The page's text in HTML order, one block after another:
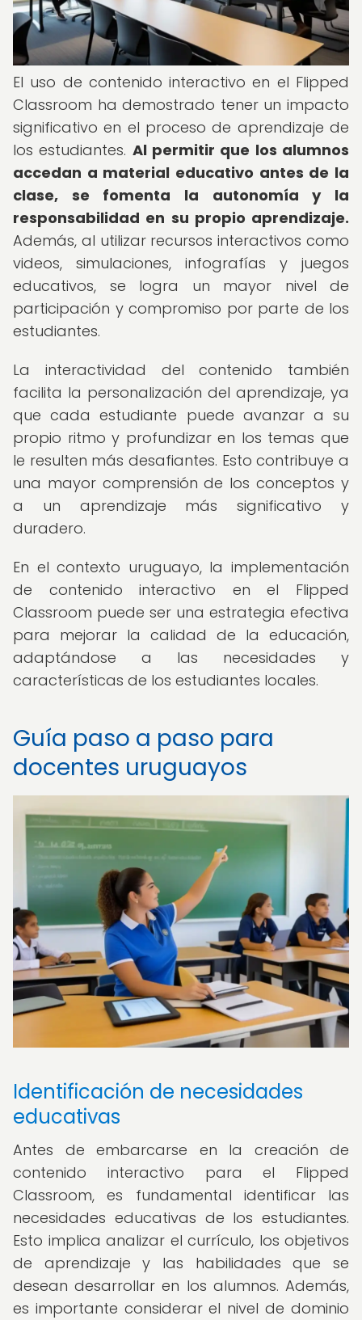
El uso de contenido interactivo en el Flipped
Classroom ha demostrado tener un impacto
significativo en el proceso de aprendizaje de
los estudiantes. Al permitir que los alumnos
accedan a material educativo antes de la
clase, se fomenta la autonomía y la
responsabilidad en su propio aprendizaje.
Además, al utilizar recursos interactivos como
videos, simulaciones, infografías y juegos
educativos, se logra un mayor nivel de
participación y compromiso por parte de los
estudiantes.
La interactividad del contenido también
facilita la personalización del aprendizaje, ya
que cada estudiante puede avanzar a su
propio ritmo y profundizar en los temas que
le resulten más desafiantes. Esto contribuye a
una mayor comprensión de los conceptos y
a un aprendizaje más significativo y
duradero.
En el contexto uruguayo, la implementación
de contenido interactivo en el Flipped
Classroom puede ser una estrategia efectiva
para mejorar la calidad de la educación,
adaptándose a las necesidades y
características de los estudiantes locales.
Guía paso a paso para
docentes uruguayos
Identificación de necesidades
educativas
Antes de embarcarse en la creación de
contenido interactivo para el Flipped
Classroom, es fundamental identificar las
necesidades educativas de los estudiantes.
Esto implica analizar el currículo, los objetivos
de aprendizaje y las habilidades que se
desean desarrollar en los alumnos. Además,
es importante considerar el nivel de dominio